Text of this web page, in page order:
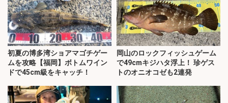
初夏の博多湾ショアマゴチゲー
ムを攻略【福岡】ボトムワイン
ドで45cm級をキャッチ！
岡山のロックフィッシュゲーム
で49cmキジハタ浮上！ 珍ゲス
トのオニオコゼも2連発